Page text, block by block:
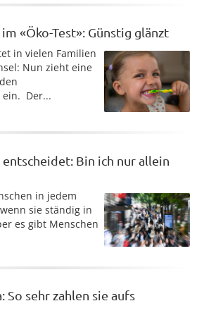
«Öko-Test»: Günstig glänzt
in vielen Familien
Nun zieht eine
ein. Der...
Bin ich nur allein
in jedem
sie ständig in
es gibt Menschen
So sehr zahlen sie aufs